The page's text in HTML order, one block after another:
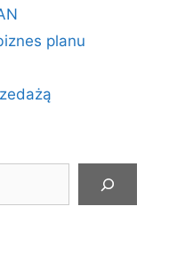
planu